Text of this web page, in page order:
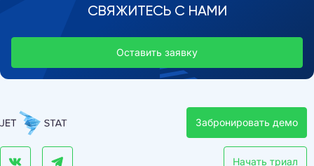
СВЯЖИТЕСЬ С НАМИ
Оставить заявку
Забронировать демо
Начать триал